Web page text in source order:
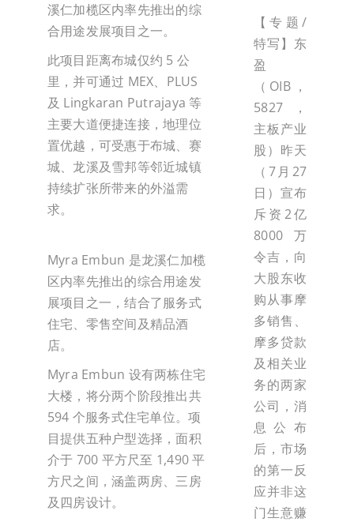
溪仁加榄区内率先推出的综
合用途发展项目之一。
此项目距离布城仅约 5 公
里，并可通过 MEX、PLUS
及 Lingkaran Putrajaya 等
主要大道便捷连接，地理位
置优越，可受惠于布城、赛
城、龙溪及雪邦等邻近城镇
持续扩张所带来的外溢需
求。
Myra Embun 是龙溪仁加榄
区内率先推出的综合用途发
展项目之一，结合了服务式
住宅、零售空间及精品酒
店。
Myra Embun 设有两栋住宅
大楼，将分两个阶段推出共
594 个服务式住宅单位。项
目提供五种户型选择，面积
介于 700 平方尺至 1,490 平
方尺之间，涵盖两房、三房
及四房设计。
【专题/
特写】东
盈
（OIB，
5827，
主板产业
股）昨天
（7月27
日）宣布
斥资2亿
8000万
令吉，向
大股东收
购从事摩
多销售、
摩多贷款
及相关业
务的两家
公司，消
息公布
后，市场
的第一反
应并非这
门生意赚